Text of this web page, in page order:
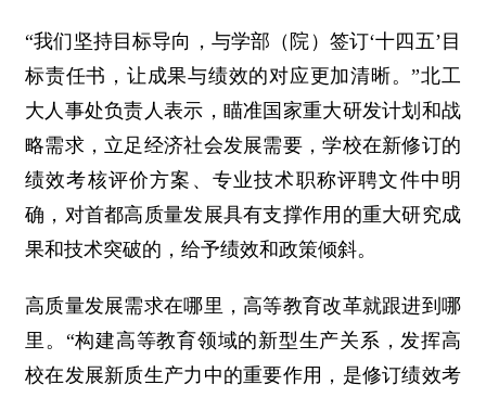
“我们坚持目标导向，与学部（院）签订‘十四五’目
标责任书，让成果与绩效的对应更加清晰。”北工
大人事处负责人表示，瞄准国家重大研发计划和战
略需求，立足经济社会发展需要，学校在新修订的
绩效考核评价方案、专业技术职称评聘文件中明
确，对首都高质量发展具有支撑作用的重大研究成
果和技术突破的，给予绩效和政策倾斜。
高质量发展需求在哪里，高等教育改革就跟进到哪
里。“构建高等教育领域的新型生产关系，发挥高
校在发展新质生产力中的重要作用，是修订绩效考